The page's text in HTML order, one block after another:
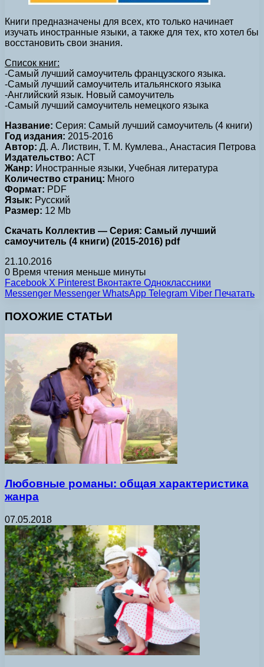
Книги предназначены для всех, кто только начинает
изучать иностранные языки, а также для тех, кто хотел бы
восстановить свои знания.
Список книг:
-Самый лучший самоучитель французского языка.
-Самый лучший самоучитель итальянского языка
-Английский язык. Новый самоучитель
-Самый лучший самоучитель немецкого языка
Название: Серия: Самый лучший самоучитель (4 книги)
Год издания: 2015-2016
Автор: Д. А. Листвин, Т. М. Кумлева., Анастасия Петрова
Издательство: АСТ
Жанр: Иностранные языки, Учебная литература
Количество страниц: Много
Формат: PDF
Язык: Русский
Размер: 12 Mb
Скачать Коллектив — Серия: Самый лучший
самоучитель (4 книги) (2015-2016) pdf
21.10.2016
0 Время чтения меньше минуты
Facebook X Pinterest Вконтакте Одноклассники
Messenger Messenger WhatsApp Telegram Viber Печатать
ПОХОЖИЕ СТАТЬИ
Любовные романы: общая характеристика
жанра
07.05.2018